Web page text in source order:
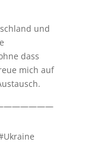
und
dass
mich auf